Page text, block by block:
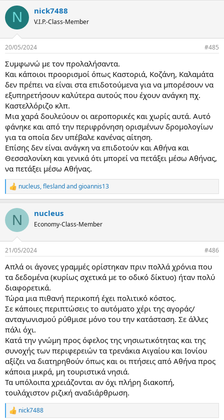
c
i
s
N nick7488
V.I.P.-Class-Member
20/05/2024 #485
Συμφωνώ με τον προλαλήσαντα.
Και κάποιοι προορισμοί όπως Καστοριά, Κοζάνη, Καλαμάτα
δεν πρέπει να είναι στα επιδοτούμενα για να μπορέσουν να
εξυπηρετήσουν καλύτερα αυτούς που έχουν ανάγκη πχ.
Καστελλόριζο κλπ.
Μια χαρά δουλεύουν οι αεροπορικές και χωρίς αυτά. Αυτό
φάνηκε και από την περιφρόνηση ορισμένων δρομολογίων
για τα οποία δεν υπέβαλε κανένας αίτηση.
Επίσης δεν είναι ανάγκη να επιδοτούν και Αθήνα και
Θεσσαλονίκη και γενικά ότι μπορεί να πετάξει μέσω Αθήνας,
να πετάξει μέσω Αθήνας.
R
e
c
i
s
nucleus,fleslandandgioannis13
N nucleus
Economy-Class-Member
21/05/2024 #486
Απλά οι άγονες γραμμές ορίστηκαν πριν πολλά χρόνια που
τα δεδομένα (κυρίως σχετικά με το οδικό δίκτυο) ήταν πολύ
διαφορετικά.
Τώρα μια πιθανή περικοπή έχει πολιτικό κόστος.
Σε κάποιες περιπτώσεις το αυτόματο χέρι της αγοράς/
ανταγωνισμού ρύθμισε μόνο του την κατάσταση. Σε άλλες
πάλι όχι.
Κατά την γνώμη προς όφελος της νησιωτικότητας και της
συνοχής των περιφερειών τα τρενάκια Αιγαίου και Ιονίου
αξίζει να διατηρηθούν όπως και οι πτήσεις από Αθήνα προς
κάποια μικρά, μη τουριστικά νησιά.
Τα υπόλοιπα χρειάζονται αν όχι πλήρη διακοπή,
τουλάχιστον ριζική αναδιάρθρωση.
R
nick7488